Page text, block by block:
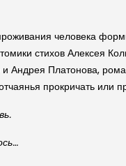
человека
стихов Алексея
Андрея Платонова,
прокричать или